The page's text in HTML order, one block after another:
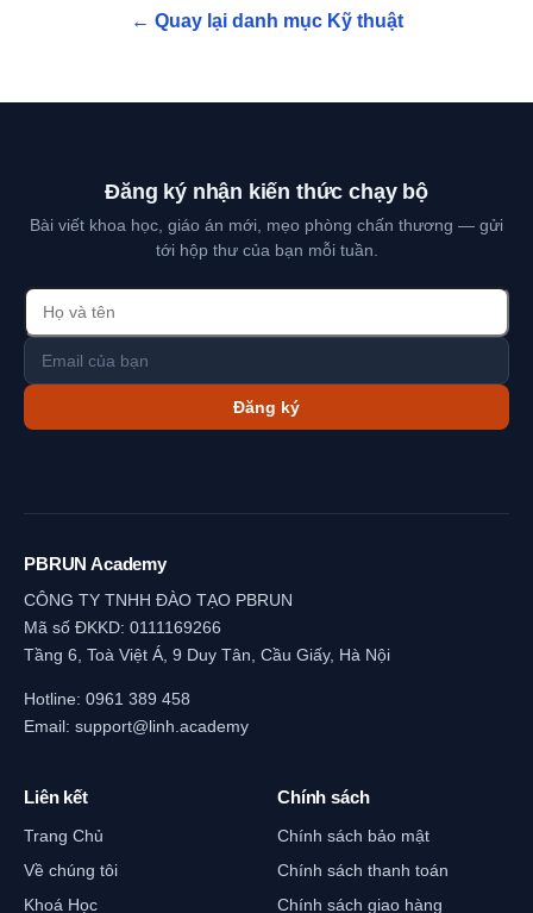
← Quay lại danh mục Kỹ thuật
Đăng ký nhận kiến thức chạy bộ
Bài viết khoa học, giáo án mới, mẹo phòng chấn thương — gửi
tới hộp thư của bạn mỗi tuần.
Đăng ký
PBRUN Academy
CÔNG TY TNHH ĐÀO TẠO PBRUN
Mã số ĐKKD: 0111169266
Tầng 6, Toà Việt Á, 9 Duy Tân, Cầu Giấy, Hà Nội
Hotline: 0961 389 458
Email: support@linh.academy
Liên kết
Trang Chủ
Về chúng tôi
Khoá Học
Chính sách
Chính sách bảo mật
Chính sách thanh toán
Chính sách giao hàng